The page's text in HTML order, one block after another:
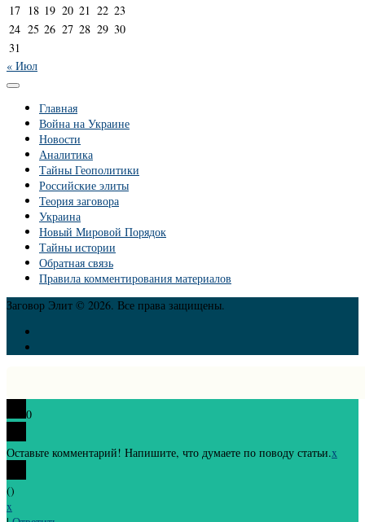
17 18 19 20 21 22 23
24 25 26 27 28 29 30
31
« Июл
Главная
Война на Украине
Новости
Аналитика
Тайны Геополитики
Российские элиты
Теория заговора
Украина
Новый Мировой Порядок
Тайны истории
Обратная связь
Правила комментирования материалов
Заговор Элит © 2026. Все права защищены.
0
Оставьте комментарий! Напишите, что думаете по поводу статьи.x
()
x